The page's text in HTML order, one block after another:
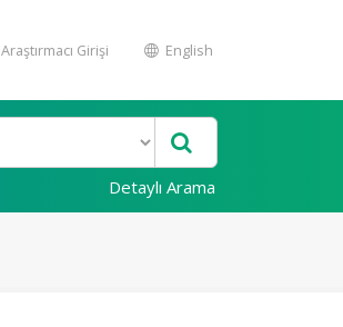
Araştırmacı Girişi English
Detaylı Arama